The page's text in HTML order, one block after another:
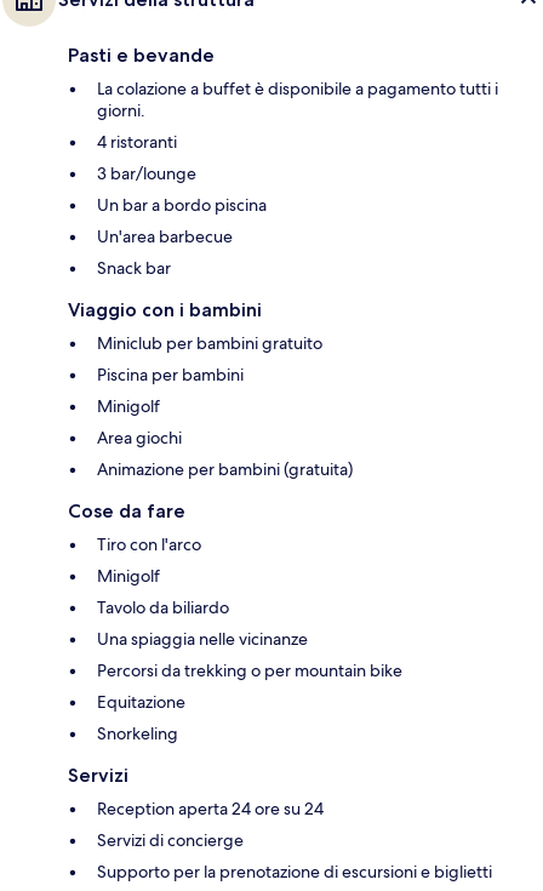
Pasti e bevande
La colazione a buffet è disponibile a pagamento tutti i
giorni.
4 ristoranti
3 bar/lounge
Un bar a bordo piscina
Un'area barbecue
Snack bar
Viaggio con i bambini
Miniclub per bambini gratuito
Piscina per bambini
Minigolf
Area giochi
Animazione per bambini (gratuita)
Cose da fare
Tiro con l'arco
Minigolf
Tavolo da biliardo
Una spiaggia nelle vicinanze
Percorsi da trekking o per mountain bike
Equitazione
Snorkeling
Servizi
Reception aperta 24 ore su 24
Servizi di concierge
Supporto per la prenotazione di escursioni e biglietti